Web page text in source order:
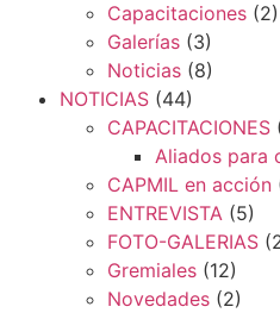
Capacitaciones (2)
Galerías (3)
Noticias (8)
NOTICIAS (44)
CAPACITACIONES
Aliados para
CAPMIL en acción
ENTREVISTA (5)
FOTO-GALERIAS
Gremiales (12)
Novedades (2)